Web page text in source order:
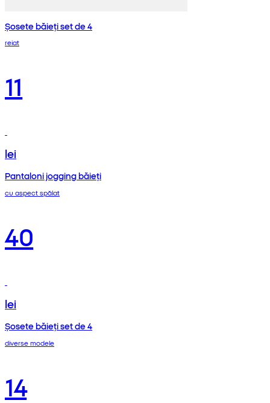
Șosete băieți set de 4
reiat
11
lei
Pantaloni jogging băieți
cu aspect spălat
40
lei
Șosete băieți set de 4
diverse modele
14